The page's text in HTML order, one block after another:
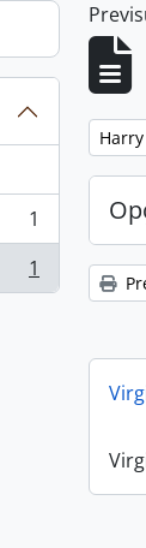
1
1